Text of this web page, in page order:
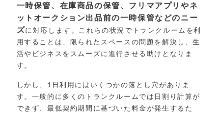
一時保管、在庫商品の保管、フリマアプリやネ
ットオークション出品前の一時保管などのニー
ズに対応します。これらの状況でトランクルームを利
用することは、限られたスペースの問題を解決し、生
活やビジネスをスムーズに進行させる助けとなりま
す。
しかし、1日利用にはいくつかの落とし穴がありま
す。一般的に多くのトランクルームでは日割り計算が
できず、最低契約期間に基づいた料金が発生するた